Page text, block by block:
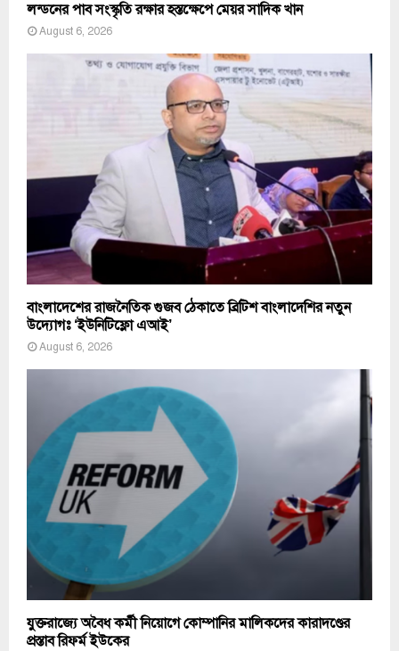
লন্ডনের পাব সংস্কৃতি রক্ষার হস্তক্ষেপে মেয়র সাদিক খান
August 6, 2026
বাংলাদেশের রাজনৈতিক গুজব ঠেকাতে ব্রিটিশ বাংলাদেশির নতুন
উদ্যোগঃ ‘ইউনিটিফ্লো এআই’
August 6, 2026
যুক্তরাজ্যে অবৈধ কর্মী নিয়োগে কোম্পানির মালিকদের কারাদণ্ডের
প্রস্তাব রিফর্ম ইউকের